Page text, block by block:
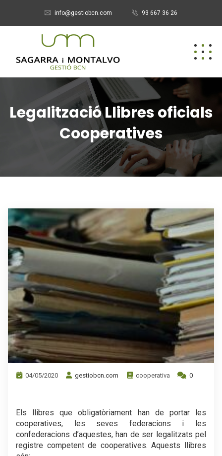
info@gestiobcn.com 93 667 36 26
Legalització Llibres oficials
Cooperatives
04/05/2020 gestiobcn.com cooperativa 0
Els llibres que obligatòriament han de portar les
cooperatives, les seves federacions i les
confederacions d’aquestes, han de ser legalitzats pel
registre competent de cooperatives. Aquests llibres